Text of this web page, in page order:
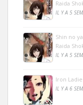
Raida
IL Y A 5
Shin no
Raida
IL Y A 5
Iron
IL Y A 6